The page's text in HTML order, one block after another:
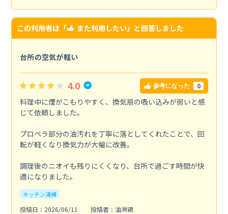
この利用者は「 また利用したい」と回答しました
台所の空気が軽い
4.0 参考になった 0
料理中に煙がこもりやすく、換気扇の吸い込みが弱いと感
じて依頼しました。
プロペラ部分の油汚れを丁寧に落としてくれたことで、回
転が軽くなり換気力が大幅に改善。
調理後のニオイも残りにくくなり、台所で過ごす時間が快
適になりました。
キッチン清掃
投稿日：2026/06/11
投稿者：油淋鶏